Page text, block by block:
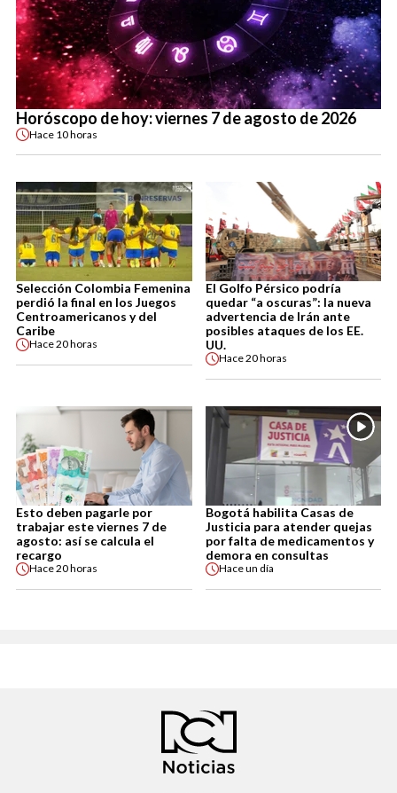
Horóscopo de hoy: viernes 7 de agosto de 2026
Hace 10 horas
Selección Colombia Femenina
perdió la final en los Juegos
Centroamericanos y del
Caribe
Hace20 horas
El Golfo Pérsico podría
quedar “a oscuras”: la nueva
advertencia de Irán ante
posibles ataques de los EE.
UU.
Hace20 horas
Esto deben pagarle por
trabajar este viernes 7 de
agosto: así se calcula el
recargo
Hace20 horas
Bogotá habilita Casas de
Justicia para atender quejas
por falta de medicamentos y
demora en consultas
Haceun día